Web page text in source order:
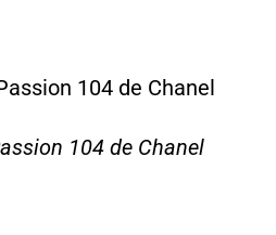
104 de Chanel